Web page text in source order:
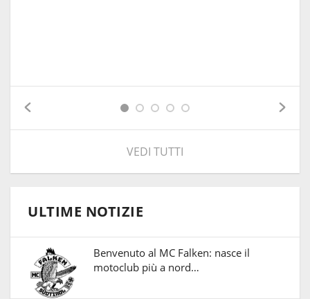
VEDI TUTTI
ULTIME NOTIZIE
Benvenuto al MC Falken: nasce il
motoclub più a nord…